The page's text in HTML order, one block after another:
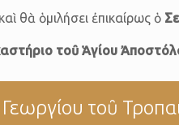
θὰ ὁμιλήσει ἐπικαίρως ὁ
τοῦ Ἁγίου
τοῦ